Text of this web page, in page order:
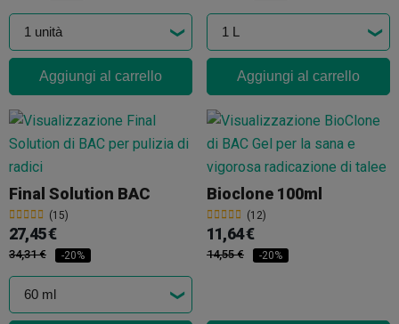
Aggiungi al carrello Aggiungi al carrello
Final Solution BAC
(15)
27,45 €
34,31 € -20%
Bioclone 100ml
(12)
11,64 €
14,55 € -20%